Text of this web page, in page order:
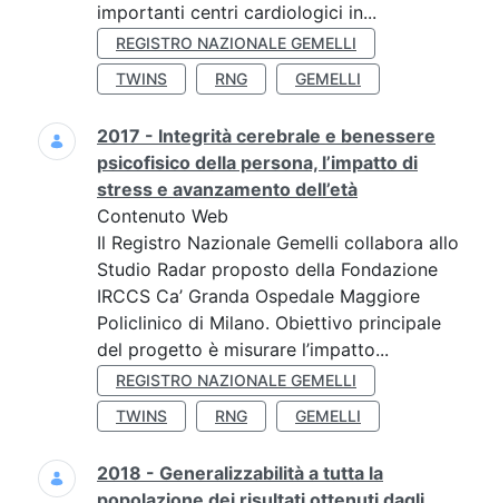
importanti centri cardiologici in...
REGISTRO NAZIONALE GEMELLI
TWINS
RNG GEMELLI
2017 - Integrità cerebrale e benessere
psicofisico della persona, l’impatto di
stress e avanzamento dell’età
Contenuto Web
Il Registro Nazionale Gemelli collabora allo
Studio Radar proposto della Fondazione
IRCCS Ca’ Granda Ospedale Maggiore
Policlinico di Milano. Obiettivo principale
del progetto è misurare l’impatto...
REGISTRO NAZIONALE GEMELLI
TWINS
RNG GEMELLI
2018 - Generalizzabilità a tutta la